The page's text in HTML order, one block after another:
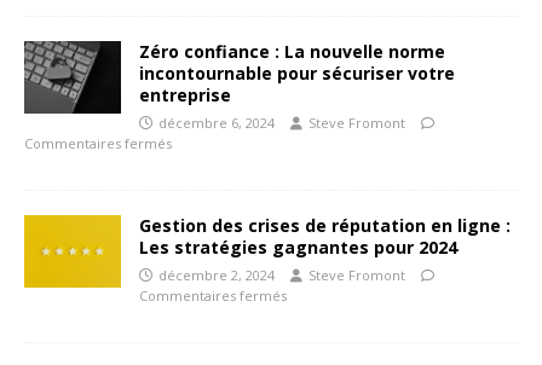
Zéro confiance : La nouvelle norme
incontournable pour sécuriser votre
entreprise
décembre 6, 2024
Steve Fromont
Commentaires fermés
Gestion des crises de réputation en ligne :
Les stratégies gagnantes pour 2024
décembre 2, 2024
Steve Fromont
Commentaires fermés